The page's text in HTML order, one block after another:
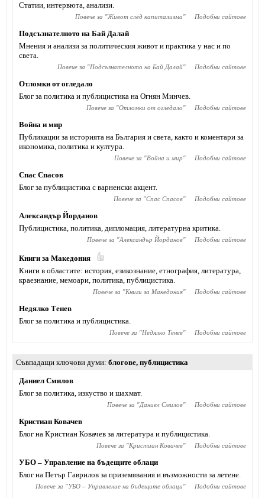
Статии, интервюта, анализи.
Повече за "Живот след капитализма" Подобни сайтове
Подсъзнателното на Бай Далай
Мнения и анализи за политическия живот и практика у нас и по
света.
Повече за "Подсъзнателното на Бай Далай" Подобни сайтове
Отломки от огледало
Блог за политика и публицистика на Огнян Минчев.
Повече за "Отломки от огледало" Подобни сайтове
Война и мир
Публикации за историята на България и света, както и коментари за
икономика, политика и култура.
Повече за "Война и мир" Подобни сайтове
Спас Спасов
Блог за публицистика с варненски акцент.
Повече за "Спас Спасов" Подобни сайтове
Александър Йорданов
Публицистика, политика, дипломация, литературна критика.
Повече за "Александър Йорданов" Подобни сайтове
Книги за Македония
Книги в областите: история, езикознание, етнография, литература,
краезнание, мемоари, политика, публицистика.
Повече за "Книги за Македония" Подобни сайтове
Недялко Тенев
Блог за политика и публицистика.
Повече за "Недялко Тенев" Подобни сайтове
Съвпадащи ключови думи блогове, публицистика
Даниел Смилов
Блог за политика, изкуство и шахмат.
Повече за "Даниел Смилов" Подобни сайтове
Кристиан Ковачев
Блог на Кристиан Ковачев за литература и публицистика.
Повече за "Кристиан Ковачев" Подобни сайтове
УБО – Управление на бъдещите облаци
Блог на Петър Гаврилов за приземявания и възможности за летене.
Повече за "УБО – Управление на бъдещите облаци" Подобни сайтове